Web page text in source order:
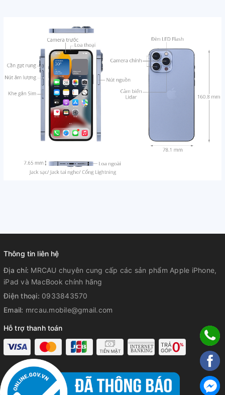
Thông tin liên hệ
Địa chỉ: MRCAU chuyên cung cấp các sản phẩm Apple iPhone,
iPad và MacBook chính hãng
Điện thoại: 0933843570
Email: mrcau.mobile@gmail.com
Hỗ trợ thanh toán